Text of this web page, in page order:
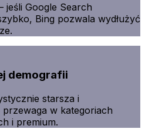
jeśli Google Search
Bing pozwala wydłużyć
demografii
starsza i
w kategoriach
i premium.